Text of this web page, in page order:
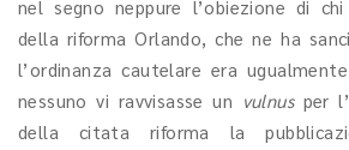
nel segno neppure l’obiezione di
della riforma Orlando, che ne ha
l’ordinanza cautelare era
nessuno vi ravvisasse un vulnus per
della citata riforma la